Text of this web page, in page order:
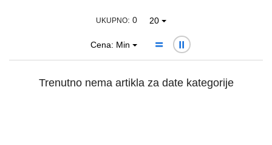
UKUPNO: 0 20
Cena: Min
Trenutno nema artikla za date kategorije